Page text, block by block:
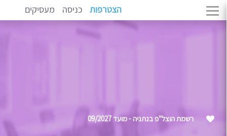
הצטרפות כניסה מעסיקים
רשמת הוצל"פ בנתניה - מועד 09/2027